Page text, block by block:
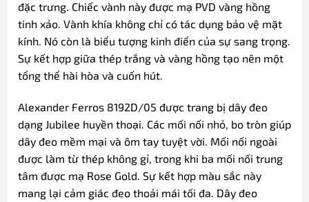
đặc trưng. Chiếc vành này được mạ PVD vàng hồng
tinh xảo. Vành khía không chỉ có tác dụng bảo vệ mặt
kính. Nó còn là biểu tượng kinh điển của sự sang trọng.
Sự kết hợp giữa thép trắng và vàng hồng tạo nên một
tổng thể hài hòa và cuốn hút.
Alexander Ferros 8192D/05 được trang bị dây đeo
dạng Jubilee huyền thoại. Các mối nối nhỏ, bo tròn giúp
dây đeo mềm mại và ôm tay tuyệt vời. Mối nối ngoài
được làm từ thép không gỉ, trong khi ba mối nối trung
tâm được mạ Rose Gold. Sự kết hợp màu sắc này
mang lại cảm giác đeo thoải mái tối đa. Dây đeo